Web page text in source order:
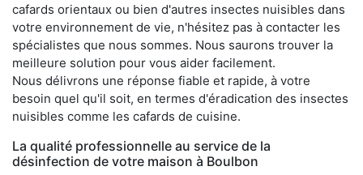
cafards orientaux ou bien d'autres insectes nuisibles dans
votre environnement de vie, n'hésitez pas à contacter les
spécialistes que nous sommes. Nous saurons trouver la
meilleure solution pour vous aider facilement.
Nous délivrons une réponse fiable et rapide, à votre
besoin quel qu'il soit, en termes d'éradication des insectes
nuisibles comme les cafards de cuisine.
La qualité professionnelle au service de la
désinfection de votre maison à Boulbon